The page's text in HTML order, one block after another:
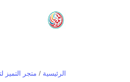
الرئيسية / متجر التميز